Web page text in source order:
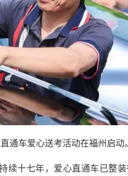
通车爱心送考活动在福州启动
十七年，爱心直通车已整装